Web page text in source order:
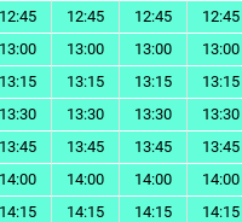
12:45 12:45 12:45
12:45
13:00 13:00 13:00
13:00
13:15 13:15 13:15
13:15
13:30 13:30 13:30
13:30
13:45 13:45 13:45
13:45
14:00 14:00 14:00
14:00
14:15 14:15 14:15
14:15